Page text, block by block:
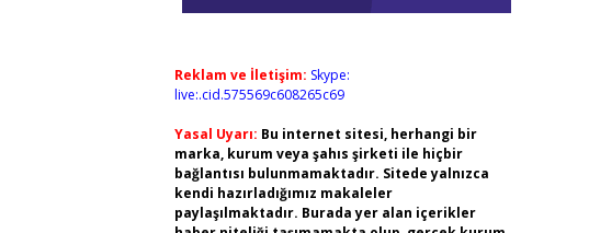
Reklam ve İletişim: Skype:
live:.cid.575569c608265c69
Yasal Uyarı: Bu internet sitesi, herhangi bir
marka, kurum veya şahıs şirketi ile hiçbir
bağlantısı bulunmamaktadır. Sitede yalnızca
kendi hazırladığımız makaleler
paylaşılmaktadır. Burada yer alan içerikler